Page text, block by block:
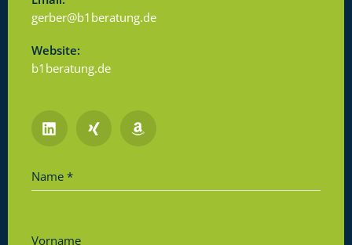
gerber@b1beratung.de
Website:
b1beratung.de
Name *
Vorname